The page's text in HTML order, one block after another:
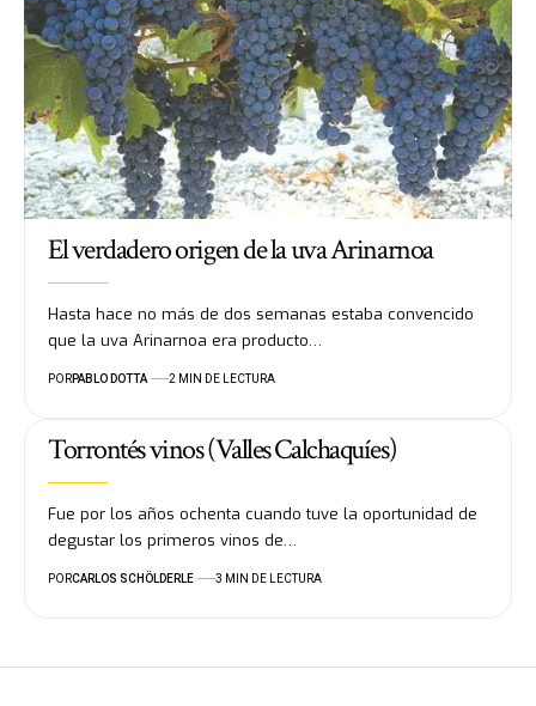
El verdadero origen de la uva Arinarnoa
Hasta hace no más de dos semanas estaba convencido
que la uva Arinarnoa era producto…
PORPABLO DOTTA 2 MIN DE LECTURA
Torrontés vinos (Valles Calchaquíes)
Fue por los años ochenta cuando tuve la oportunidad de
degustar los primeros vinos de…
PORCARLOS SCHÖLDERLE 3 MIN DE LECTURA